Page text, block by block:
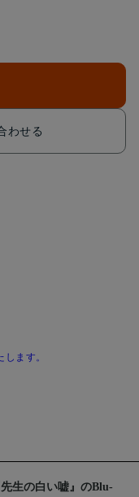
わせる
ます。
生の白い嘘』のBlu-